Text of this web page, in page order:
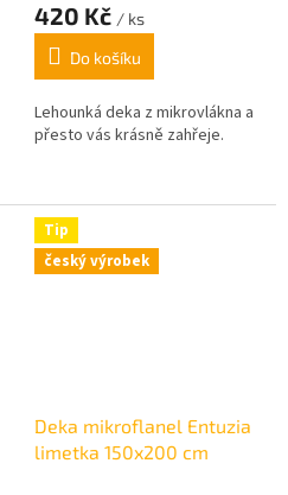
420 Kč / ks
Do košíku
Lehounká deka z mikrovlákna a
přesto vás krásně zahřeje.
Tip
český výrobek
Deka mikroflanel Entuzia
limetka 150x200 cm